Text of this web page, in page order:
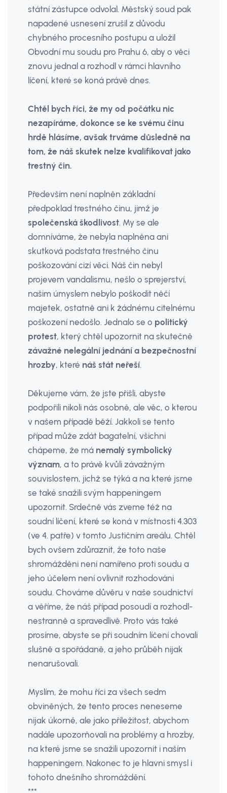
státní zástupce odvolal. Městský soud pak
napadené usnesení zrušil z důvodu
chybného procesního postupu a uložil
Obvodní­ mu soudu pro Prahu 6, aby o věci
znovu jednal a rozhodl v rámci hlavního
líčení, které se koná právě dnes.
Chtěl bych říci, že my od počátku nic
nezapíráme, dokonce se ke svému činu
hrdě hlásíme, avšak trváme důsledně na
tom, že náš skutek nelze kvalifikovat jako
trestný čin.
Především není naplněn základní
předpoklad trestné­ho činu, jimž je
společenská škodlivost. My se ale
domníváme, že nebyla napl­něna ani
skutková podstata trestného činu
poškozování cizí věci. Náš čin ne­byl
projevem vandalismu, nešlo o spre­jerství,
našim úmyslem nebylo poškodit něčí
majetek, ostatně ani k žádnému citelnému
poškození nedošlo. Jednalo se o politický
protest, který chtěl upozornit na skutečně
závažné nelegální jednání a bezpečnostní
hrozby, které náš stát neřeší.
Děkujeme vám, že jste přišli, abyste
podpořili nikoli nás osobně, ale věc, o kterou
v našem případě běží. Jakkoli se tento
případ může zdát bagatelní, všichni
chápeme, že má nemalý symbolický
význam, a to právě kvůli závažným
souvislostem, jichž se týká a na které jsme
se také snažili svým happeningem
upozornit. Srdečně vás zveme též na
soudní líčení, které se koná v místnosti 4.303
(ve 4. patře) v tomto Justičním areálu. Chtěl
bych ovšem zdůraznit, že toto naše
shromážděni není namířeno proti soudu a
jeho účelem není ovlivnit rozhodováni
soudu. Chováme důvěru v naše soudnictví
a věříme, že náš případ posoudí a rozhodl­
nestranně a spravedlivě. Proto vás také
prosíme, abyste se při soudním líčení chovali
slušně a spořádaně, a jeho průběh nijak
nenarušovali.
Myslím, že mohu říci za všech sedm
obviněných, že tento proces neneseme
nijak úkorně, ale jako příležitost, aby­chom
nadále upozorňovali na problémy a hrozby,
na které jsme se snažili upozornit i naším
happeningem. Nakonec to je hlavni smysl i
tohoto dnešního shromáždění.